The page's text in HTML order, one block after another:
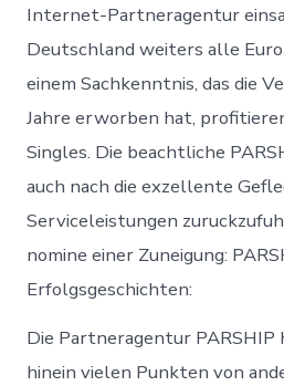
Internet-Partneragentur
Deutschland weiters alle
einem Sachkenntnis, das die
Jahre erworben hat,
Singles. Die beachtliche
auch nach die exzellente
Serviceleistungen
nomine einer Zuneigung:
Erfolgsgeschichten:
Die Partneragentur PARSHIP
hinein vielen Punkten von